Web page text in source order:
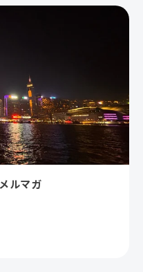
ルマガ